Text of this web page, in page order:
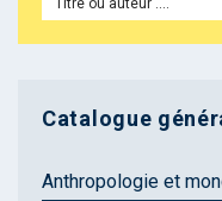
Catalogue
Anthropologie et